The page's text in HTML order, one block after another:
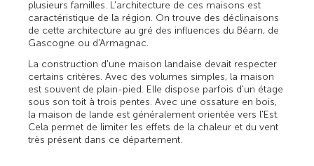
plusieurs familles. L'architecture de ces maisons est
caractéristique de la région. On trouve des déclinaisons
de cette architecture au gré des influences du Béarn, de
Gascogne ou d'Armagnac.
La construction d'une maison landaise devait respecter
certains critères. Avec des volumes simples, la maison
est souvent de plain-pied. Elle dispose parfois d'un étage
sous son toit à trois pentes. Avec une ossature en bois,
la maison de lande est généralement orientée vers l'Est.
Cela permet de limiter les effets de la chaleur et du vent
très présent dans ce département.